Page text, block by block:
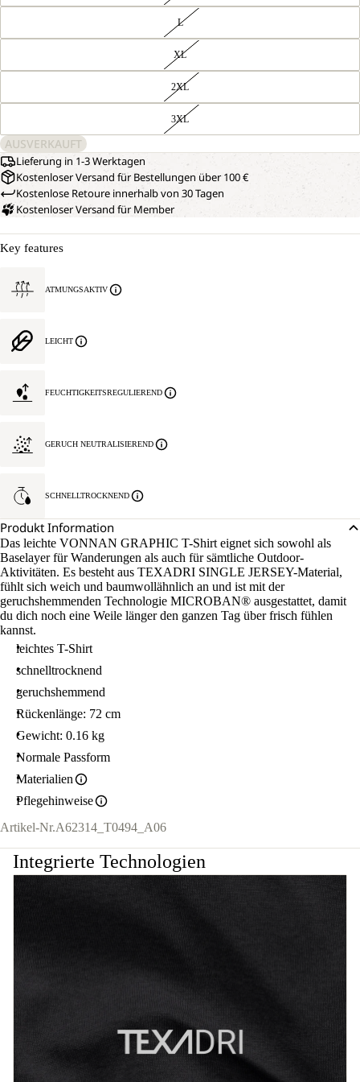
L
XL
2XL
3XL
AUSVERKAUFT
Lieferung in 1-3 Werktagen
Kostenloser Versand für Bestellungen über 100 €
Kostenlose Retoure innerhalb von 30 Tagen
Kostenloser Versand für Member
Key features
ATMUNGSAKTIV
LEICHT
FEUCHTIGKEITSREGULIEREND
GERUCH NEUTRALISIEREND
SCHNELLTROCKNEND
Produkt Information
Das leichte VONNAN GRAPHIC T-Shirt eignet sich sowohl als
Baselayer für Wanderungen als auch für sämtliche Outdoor-
Aktivitäten. Es besteht aus TEXADRI SINGLE JERSEY-Material,
fühlt sich weich und baumwollähnlich an und ist mit der
geruchshemmenden Technologie MICROBAN® ausgestattet, damit
du dich noch eine Weile länger den ganzen Tag über frisch fühlen
kannst.
leichtes T-Shirt
schnelltrocknend
geruchshemmend
Rückenlänge: 72 cm
Gewicht: 0.16 kg
Normale Passform
Materialien
Pflegehinweise
Artikel-Nr.A62314_T0494_A06
Integrierte Technologien